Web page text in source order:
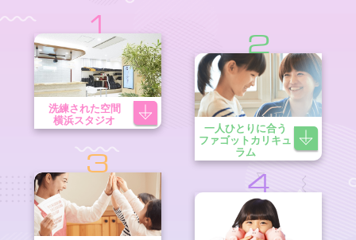
1
洗練された空間
横浜スタジオ
2
一人ひとりに合う
ファゴットカリキュ
ラム
3
4